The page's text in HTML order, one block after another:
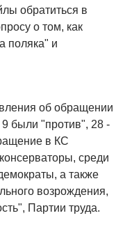
обратиться в
о том, как
поляка" и
об обращении
9 были "против", 28 -
в КС
среди
а также
возрождения,
Партии труда.